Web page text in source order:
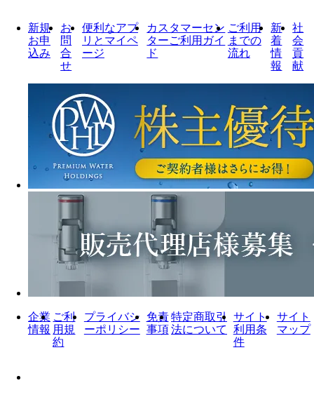
新規
お申
込み
お
問
合
せ
便利なアプ
リとマイペ
ージ
カスタマーセン
ターご利用ガイ
ド
ご利用
までの
流れ
新
着
情
報
社
会
貢
献
企業
情報
ご利
用規
約
プライバシ
ーポリシー
免責
事項
特定商取引
法について
サイト
利用条
件
サイト
マップ